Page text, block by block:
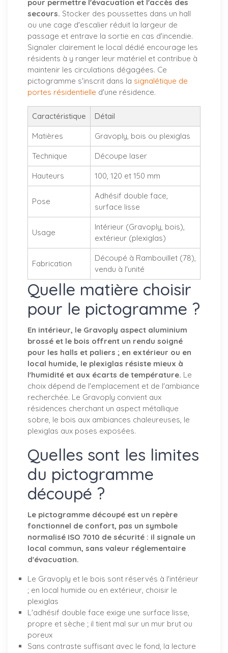
pour permettre l'évacuation et l'accès des
secours. Stocker des poussettes dans un hall
ou une cage d'escalier réduit la largeur de
passage et entrave la sortie en cas d'incendie.
Signaler clairement le local dédié encourage les
résidents à y ranger leur matériel et contribue à
maintenir les circulations dégagées. Ce
pictogramme s'inscrit dans la signalétique de
portes résidentielle d'une résidence.
Caractéristique Détail
Matières Gravoply, bois ou plexiglas
Technique Découpe laser
Hauteurs 100, 120 et 150 mm
Pose
Adhésif double face,
surface lisse
Usage
Intérieur (Gravoply, bois),
extérieur (plexiglas)
Fabrication
Découpé à Rambouillet (78),
vendu à l'unité
Quelle matière choisir
pour le pictogramme ?
En intérieur, le Gravoply aspect aluminium
brossé et le bois offrent un rendu soigné
pour les halls et paliers ; en extérieur ou en
local humide, le plexiglas résiste mieux à
l'humidité et aux écarts de température. Le
choix dépend de l'emplacement et de l'ambiance
recherchée. Le Gravoply convient aux
résidences cherchant un aspect métallique
sobre, le bois aux ambiances chaleureuses, le
plexiglas aux poses exposées.
Quelles sont les limites
du pictogramme
découpé ?
Le pictogramme découpé est un repère
fonctionnel de confort, pas un symbole
normalisé ISO 7010 de sécurité : il signale un
local commun, sans valeur réglementaire
d'évacuation.
Le Gravoply et le bois sont réservés à l'intérieur
; en local humide ou en extérieur, choisir le
plexiglas
L'adhésif double face exige une surface lisse,
propre et sèche ; il tient mal sur un mur brut ou
poreux
Sans contraste suffisant avec le fond, la lecture